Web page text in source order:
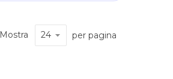
Mostra per pagina